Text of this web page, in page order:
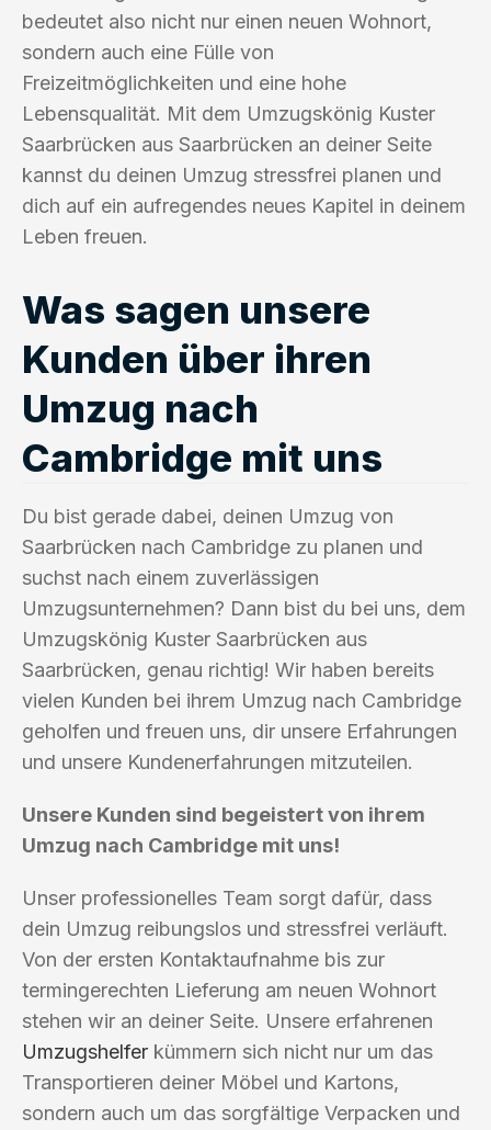
bedeutet also nicht nur einen neuen Wohnort,
sondern auch eine Fülle von
Freizeitmöglichkeiten und eine hohe
Lebensqualität. Mit dem Umzugskönig Kuster
Saarbrücken aus Saarbrücken an deiner Seite
kannst du deinen Umzug stressfrei planen und
dich auf ein aufregendes neues Kapitel in deinem
Leben freuen.
Was sagen unsere
Kunden über ihren
Umzug nach
Cambridge mit uns
Du bist gerade dabei, deinen Umzug von
Saarbrücken nach Cambridge zu planen und
suchst nach einem zuverlässigen
Umzugsunternehmen? Dann bist du bei uns, dem
Umzugskönig Kuster Saarbrücken aus
Saarbrücken, genau richtig! Wir haben bereits
vielen Kunden bei ihrem Umzug nach Cambridge
geholfen und freuen uns, dir unsere Erfahrungen
und unsere Kundenerfahrungen mitzuteilen.
Unsere Kunden sind begeistert von ihrem
Umzug nach Cambridge mit uns!
Unser professionelles Team sorgt dafür, dass
dein Umzug reibungslos und stressfrei verläuft.
Von der ersten Kontaktaufnahme bis zur
termingerechten Lieferung am neuen Wohnort
stehen wir an deiner Seite. Unsere erfahrenen
Umzugshelfer kümmern sich nicht nur um das
Transportieren deiner Möbel und Kartons,
sondern auch um das sorgfältige Verpacken und